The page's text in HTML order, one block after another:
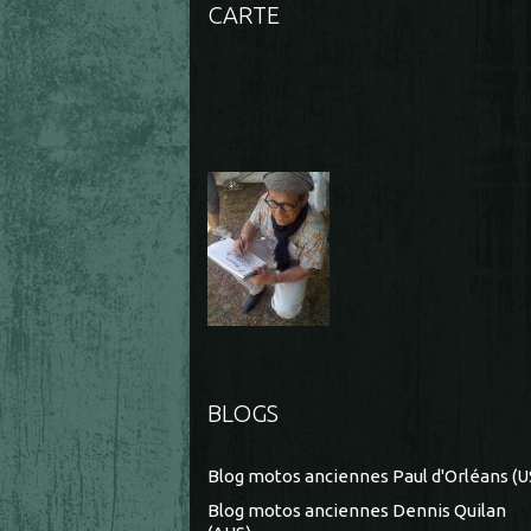
CARTE
BLOGS
Blog motos anciennes Paul d'Orléans
Blog motos anciennes Dennis Quilan